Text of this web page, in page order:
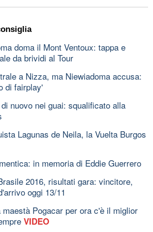
doma il Mont Ventoux: tappa e
da brividi al Tour
a Nizza, ma Niewiadoma accusa:
di fairplay'
nuovo nei guai: squalificato alla
Lagunas de Neila, la Vuelta Burgos
in memoria di Eddie Guerrero
2016, risultati gara: vincitore,
oggi 13/11
maestà Pogacar per ora c'è il miglior
VIDEO